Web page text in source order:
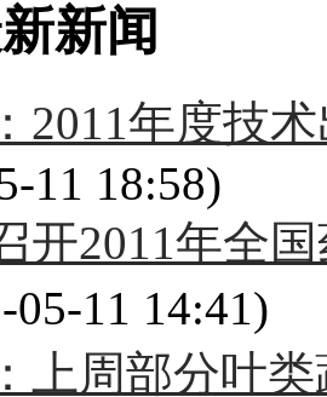
新闻
2011年度技
11 18:58)
开2011年全
05-11 14:41)
上周部分叶